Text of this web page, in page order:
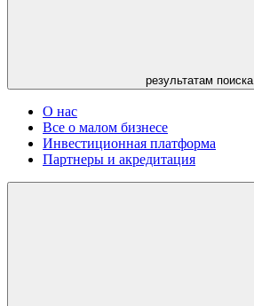
результатам поиска
О нас
Все о малом бизнесе
Инвестиционная платформа
Партнеры и акредитация